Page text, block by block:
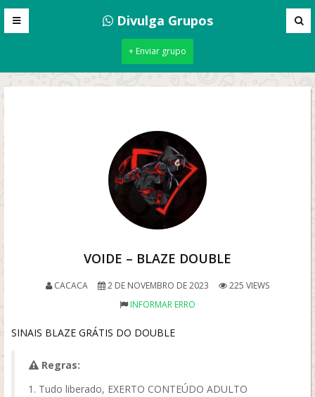
Divulga Grupos
+ Enviar grupo
VOIDE – BLAZE DOUBLE
CACACA 2 DE NOVEMBRO DE 2023
225 VIEWS
INFORMAR ERRO
SINAIS BLAZE GRÁTIS DO DOUBLE
Regras:
Tudo liberado, EXERTO CONTEÚDO ADULTO